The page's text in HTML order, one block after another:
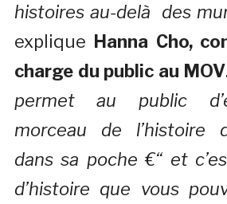
histoires au-delà des
explique Hanna Cho,
charge du public au MOV.
permet au public
morceau de l’histoire
dans sa poche €“ et
d’histoire que vous